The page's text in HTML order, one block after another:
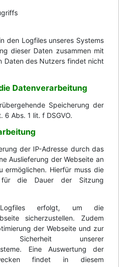
den Logfiles unseres Systems
dieser Daten zusammen mit
Daten des Nutzers findet nicht
Datenverarbeitung
Speicherung der
6 Abs. 1 lit. f DSGVO.
der IP-Adresse durch das
Auslieferung der Webseite an
ermöglichen. Hierfür muss die
für die Dauer der Sitzung
erfolgt, um die
sicherzustellen. Zudem
der Webseite und zur
Sicherheit unserer
Eine Auswertung der
findet in diesem